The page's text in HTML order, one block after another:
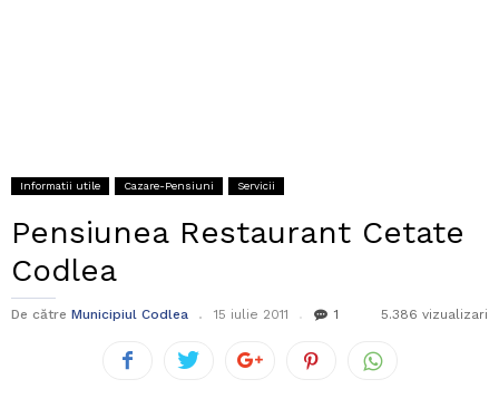
Informatii utile Cazare-Pensiuni Servicii
Pensiunea Restaurant Cetate
Codlea
De către Municipiul Codlea 15 iulie 2011 1 5.386 vizualizari